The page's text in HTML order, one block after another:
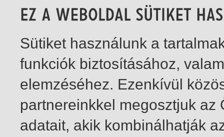
Sütiket használunk a
funkciók biztosításához,
elemzéséhez. Ezenkívül
partnereinkkel megosztjuk
adatait, akik kombinálhatják